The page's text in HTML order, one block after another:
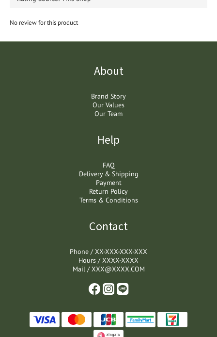
No review for this product
About
Brand Story
Our Values
Our Team
Help
FAQ
Delivery & Shipping
Payment
Return Policy
Terms & Conditions
Contact
Phone / XX-XXX-XXX-XXX
Hours / XXXX-XXXX
Mail / XXX@XXXX.COM